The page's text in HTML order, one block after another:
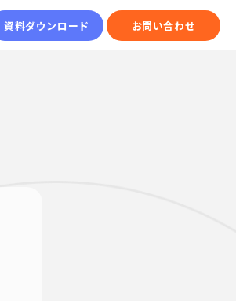
資料ダウンロード お問い合わせ